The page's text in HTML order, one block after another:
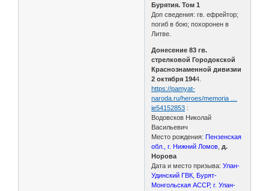
Бурятия. Том 1
Доп сведения: гв. ефрейтор;
погиб в бою; похоронен в
Литве.
Донесение 83 гв.
стрелковой Городокской
Краснознаменной дивизии
2 октября 1944.
https://pamyat-
naroda.ru/heroes/memoria …
ie54152853 :
Водовсков Николай
Васильевич
Место рождения:Пензенская
обл., г. Нижний Ломов д.
Норова
Дата и место призыва: Улан-
Удинский ГВК, Бурят-
Монгольская АССР, г. Улан-